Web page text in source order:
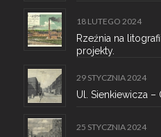
18 LUTEGO 2024
Rzeźnia na
projekty.
29 STYCZNIA 2024
Ul. Sienkiewicza
25 STYCZNIA 2024